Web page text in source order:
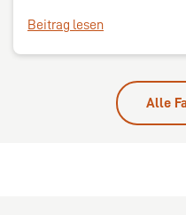
Beitrag lesen
Alle